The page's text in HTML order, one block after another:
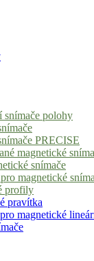
snímače polohy
PRECISE
magnetické
snímače
magnetické
profily
pravítka
magnetické